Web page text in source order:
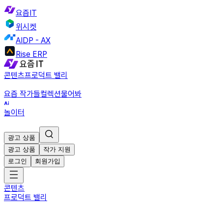
요즘IT
위시켓
AIDP - AX
Rise ERP
콘텐츠프로덕트 밸리
요즘 작가들컬렉션물어봐
놀이터
광고 상품
광고 상품
작가 지원
로그인
회원가입
콘텐츠
프로덕트 밸리